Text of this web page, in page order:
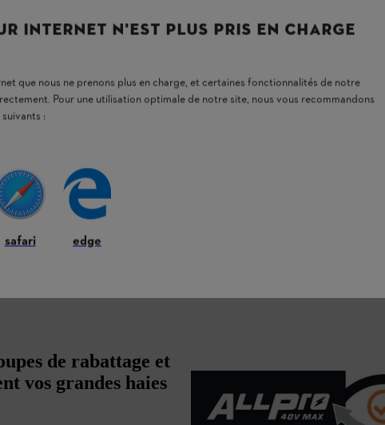
de rabattage et
vos grandes haies
INTERNET N'EST PLUS PRIS EN CHARGE
que nous ne prenons plus en charge, et certaines fonctionnalités de notre
Pour une utilisation optimale de notre site, nous vous recommandons
:
safari edge